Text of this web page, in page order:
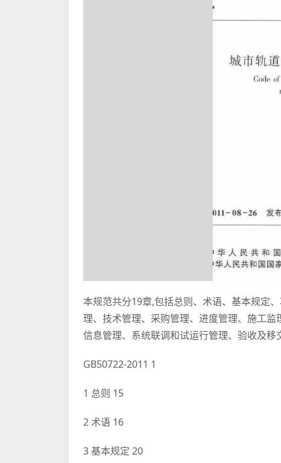
本规范共分19章,包括总则、术语、基本规定
理、技术管理、采购管理、进度管理、施工
信息管理、系统联调和试运行管理、验收及移
GB50722-2011 1
1 总则 15
2 术语 16
3 基本规定 20